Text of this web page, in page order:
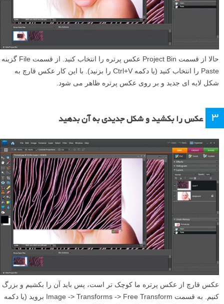
حالا از قسمت Project Bin عکس پرتره را انتخاب کنید. از قسمت File گزینه
Paste را انتخاب کنید (یا دکمه Ctrl+V را بزنید). با این کار عکس قارچ به
شکل لایه ای جدید و بر روی عکس پرتره ظاهر می شود.
۳ عکس را بکشید و شکل جدیدی به آن بدهید
عکس قارچ از عکس پرتره ما کوچک تر است، پس باید آن را بکشیم و بزرگ
کنیم. به قسمت Image -> Transforms -> Free Transform بروید (یا دکمه